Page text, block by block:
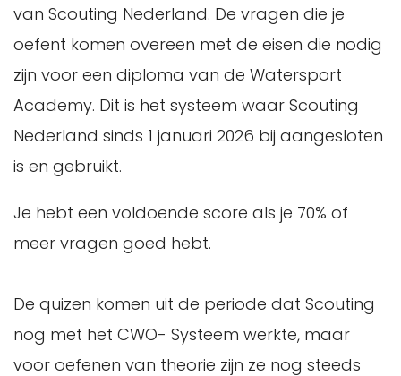
van Scouting Nederland. De vragen die je
oefent ​komen overeen met de eisen die nodig
zijn voor een diploma van de Watersport
Academy. Dit is het systeem waar Scouting
Nederland sinds 1 januari 2026 bij aangesloten
is en gebruikt.
Je hebt een voldoende score als je 70% of
meer vragen goed hebt.
De quizen komen uit de periode dat Scouting
nog met het CWO- Systeem werkte, maar
voor oefenen van theorie zijn ze nog steeds